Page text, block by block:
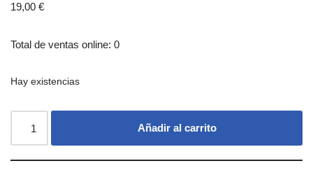
19,00 €
Total de ventas online: 0
Hay existencias
Añadir al carrito